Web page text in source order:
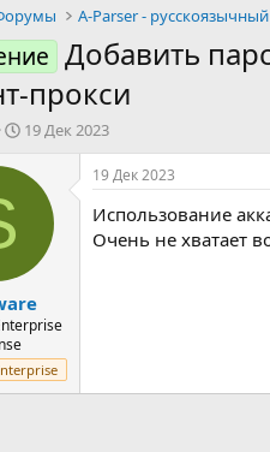
A-Parser -
Добавить
прокси
Д
т
а
л
а
19 Дек 2023
19 Дек 2023
Использование
Очень не хватает